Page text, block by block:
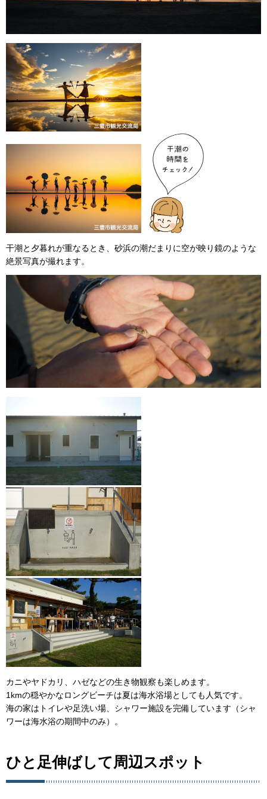
干潮と夕暮れが重なるとき、砂浜の潮だまりに空が映り鏡のような
絶景写真が撮れます。
カニやヤドカリ、ハゼなどの生き物観察も楽しめます。
1kmの穏やかなロングビーチは夏は海水浴場としても人気です。
海の家はトイレや足洗い場、シャワー施設を完備しています（シャ
ワーは海水浴の期間中のみ）。
ひと足伸ばして周辺スポット